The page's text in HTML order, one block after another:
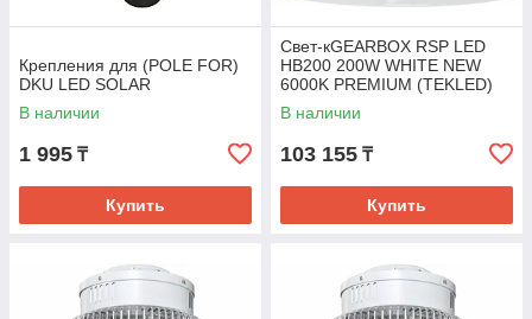
Крепления для (POLE FOR)
DKU LED SOLAR
В наличии
1 995 ₸
Купить
Свет-кGEARBOX RSP LED
HB200 200W WHITE NEW
6000K PREMIUM (TEKLED)
В наличии
103 155 ₸
Купить